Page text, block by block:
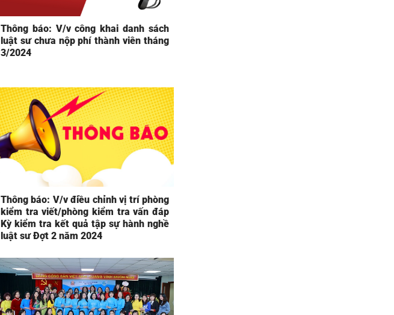
Thông báo: V/v công khai danh sách
luật sư chưa nộp phí thành viên tháng
3/2024
Thông báo: V/v điều chỉnh vị trí phòng
kiểm tra viết/phòng kiểm tra vấn đáp
Kỳ kiểm tra kết quả tập sự hành nghề
luật sư Đợt 2 năm 2024